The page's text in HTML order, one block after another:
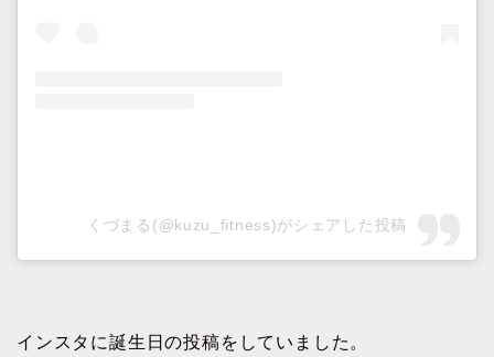
くづまる(@kuzu_fitness)がシェアした投稿
インスタに誕生日の投稿をしていました。